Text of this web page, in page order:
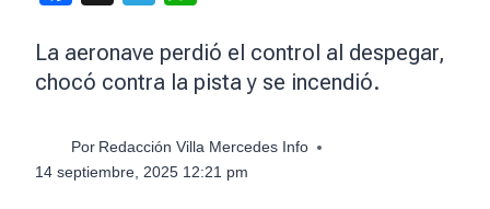
La aeronave perdió el control al despegar,
chocó contra la pista y se incendió.
Por Redacción Villa Mercedes Info
14 septiembre, 2025 12:21 pm